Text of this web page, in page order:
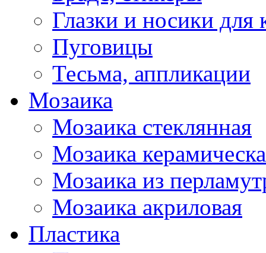
Глазки и носики для
Пуговицы
Тесьма, аппликации
Мозаика
Мозаика стеклянная
Мозаика
Мозаика из
Мозаика акриловая
Пластика